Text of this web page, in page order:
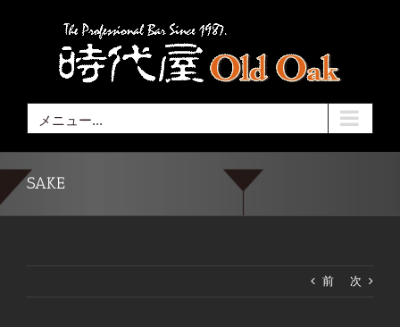
メニュー...
SAKE
前 次